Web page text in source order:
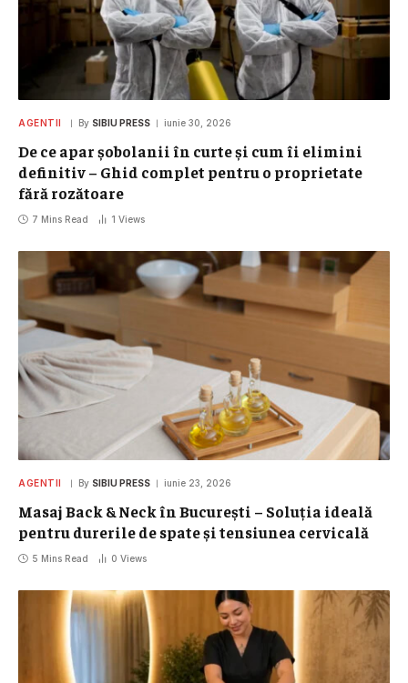
AGENTII By SIBIU PRESS iunie 30, 2026
De ce apar șobolanii în curte și cum îi elimini
definitiv – Ghid complet pentru o proprietate
fără rozătoare
7 Mins Read 1 Views
AGENTII By SIBIU PRESS iunie 23, 2026
Masaj Back & Neck în București – Soluția ideală
pentru durerile de spate și tensiunea cervicală
5 Mins Read 0 Views